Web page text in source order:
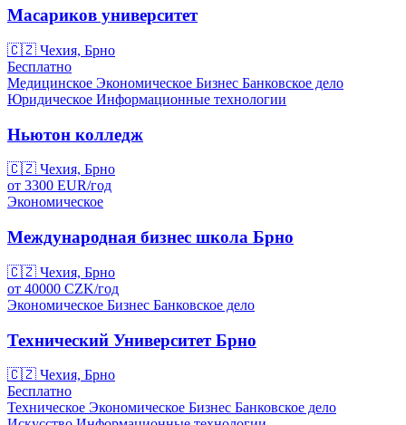
Масариков университет
🇨🇿 Чехия, Брно
Бесплатно
Медицинское Экономическое Бизнес Банковское дело
Юридическое Информационные технологии
Ньютон колледж
🇨🇿 Чехия, Брно
от 3300 EUR/год
Экономическое
Международная бизнес школа Брно
🇨🇿 Чехия, Брно
от 40000 CZK/год
Экономическое Бизнес Банковское дело
Технический Университет Брно
🇨🇿 Чехия, Брно
Бесплатно
Техническое Экономическое Бизнес Банковское дело